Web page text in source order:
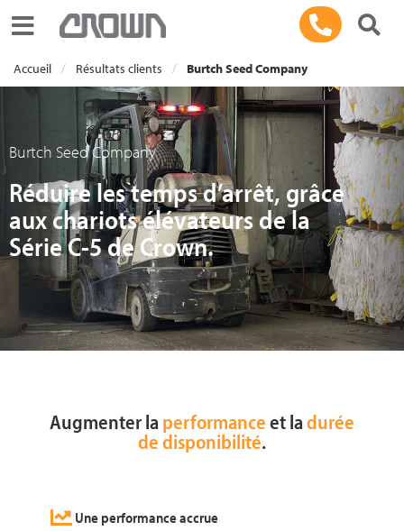
Toggle navigation
Accueil Résultats clients Burtch Seed Company
Burtch Seed Company
Réduire les temps d’arrêt, grâce
aux chariots élévateurs de la
Série C-5 de Crown.
Augmenter laperformanceet ladurée
de disponibilité.
Une performance accrue